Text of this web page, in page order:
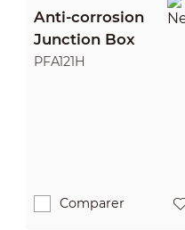
Anti-corrosion
Junction Box
PFA121H
Comparer